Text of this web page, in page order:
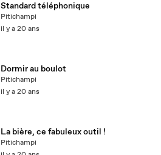
Standard téléphonique
Pitichampi
il y a 20 ans
Dormir au boulot
Pitichampi
il y a 20 ans
La bière, ce fabuleux outil !
Pitichampi